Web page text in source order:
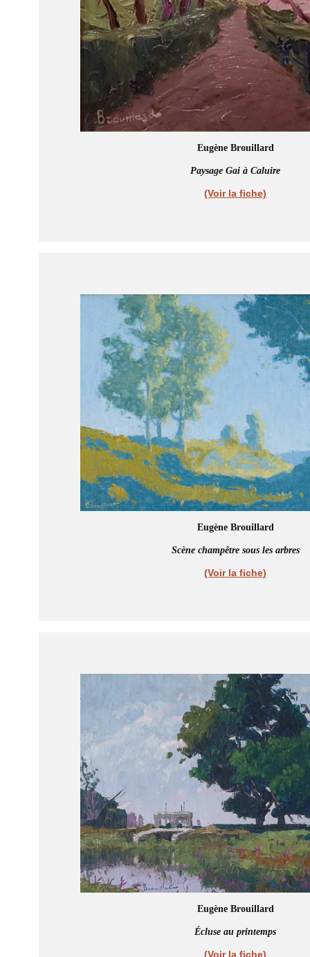
Eugène Brouillard
Paysage Gai à Caluire
(Voir la fiche)
Eugène Brouillard
Scène champêtre sous les arbres
(Voir la fiche)
Eugène Brouillard
Écluse au printemps
(Voir la fiche)